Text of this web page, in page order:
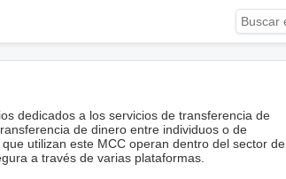
dedicados a los servicios de transferencia de
de dinero entre individuos o de
utilizan este MCC operan dentro del sector de
a través de varias plataformas.